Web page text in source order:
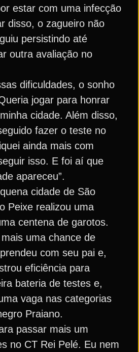
estar com uma infecção
disso, o zagueiro não
persistindo até
outra avaliação no
dificuldades, o sonho
jogar para honrar
cidade. Além disso,
fazer o teste no
ainda mais com
isso. E foi aí que
apareceu”.
cidade de São
Peixe realizou uma
centena de garotos.
uma chance de
com seu pai e,
eficiência para
bateria de testes e,
vaga nas categorias
Praiano.
passar mais um
no CT Rei Pelé. Eu nem